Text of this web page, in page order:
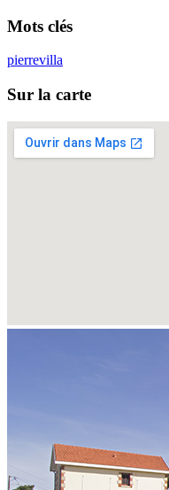
Mots clés
pierrevilla
Sur la carte